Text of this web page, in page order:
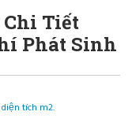
Chi Tiết
Phát Sinh
tích m2.